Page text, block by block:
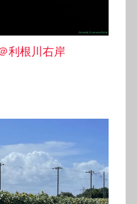
利根川右岸